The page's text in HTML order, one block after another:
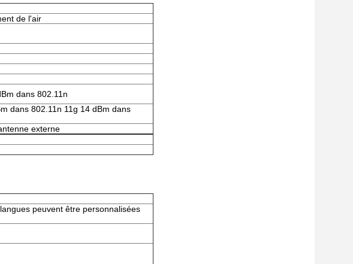
de l'air
dans 802.11n
dans 802.11n 11g 14 dBm dans
externe
peuvent être personnalisées